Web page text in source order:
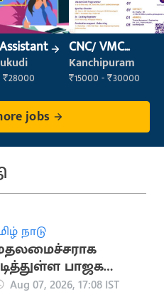
CNC/ VMC
Operator
Kanchipuram
₹15000 - ₹30000
jobs
நாடு
பாஜக
தலைவர்
Aug 07, 2026, 17:08 IST